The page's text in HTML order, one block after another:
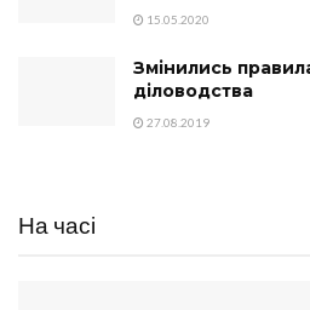
15.05.2020
Змінились
діловодства
27.08.2019
На часі